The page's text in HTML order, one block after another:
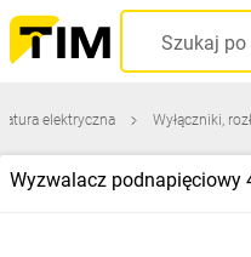
elektryczna Wyłączniki,
Wyzwalacz podnapięciowy